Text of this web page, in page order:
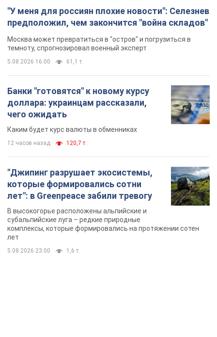
"У меня для россиян плохие новости": Селезнев
предположил, чем закончится "война складов"
Москва может превратиться в "остров" и погрузиться в
темноту, спрогнозировал военный эксперт
5.08.2026 16:00 61,1 т.
Банки "готовятся" к новому курсу
доллара: украинцам рассказали,
чего ожидать
Каким будет курс валюты в обменниках
12 часов назад 120,7 т.
"Джипинг разрушает экосистемы,
которые формировались сотни
лет": в Greenpeace забили тревогу
В высокогорье расположены альпийские и
субальпийские луга – редкие природные
комплексы, которые формировались на протяжении сотен
лет
5.08.2026 23:00 1,6 т.